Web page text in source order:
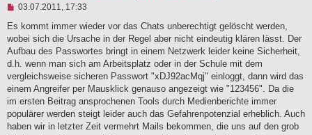
U
g
e
e
s
e
e
r
B
e
i
03.07.2011, 17:33
Es kommt immer wieder vor das Chats unberechtigt gelöscht werden,
wobei sich die Ursache in der Regel aber nicht eindeutig klären lässt. Der
Aufbau des Passwortes bringt in einem Netzwerk leider keine Sicherheit,
d.h. wenn man sich am Arbeitsplatz oder in der Schule mit dem
vergleichsweise sicheren Passwort "xDJ92acMqj" einloggt, dann wird das
einem Angreifer per Mausklick genauso angezeigt wie "123456". Da die
im ersten Beitrag ansprochenen Tools durch Medienberichte immer
populärer werden steigt leider auch das Gefahrenpotenzial erheblich. Auch
haben wir in letzter Zeit vermehrt Mails bekommen, die uns auf den grob